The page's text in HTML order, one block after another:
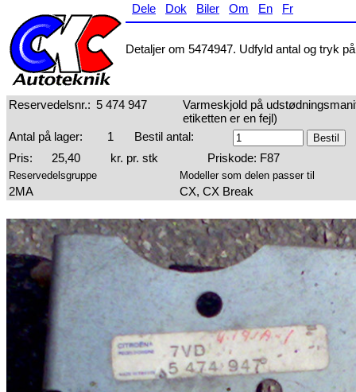
Dele Dok Biler Om En Fr
Detaljer om 5474947. Udfyld antal og tryk
Reservedelsnr.: 5 474 947
Varmeskjold på
etiketten er en fejl)
Antal på lager:
1
Bestil antal:
Pris:
25,40 kr. pr. stk Priskode: F87
Reservedelsgruppe Modeller som delen passer til
2MA CX, CX Break